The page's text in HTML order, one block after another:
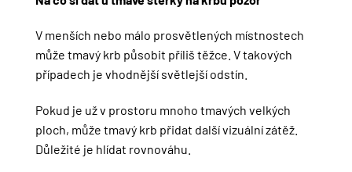
V menších nebo málo prosvětlených místnostech
může tmavý krb působit příliš těžce. V takových
případech je vhodnější světlejší odstín.
Pokud je už v prostoru mnoho tmavých velkých
ploch, může tmavý krb přidat další vizuální zátěž.
Důležité je hlídat rovnováhu.